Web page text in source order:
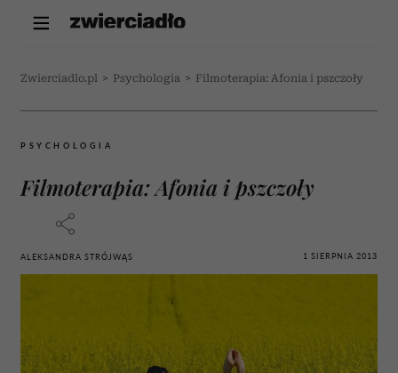
Zwierciadlo.pl > Psychologia > Filmoterapia: Afonia i pszczoły
PSYCHOLOGIA
Filmoterapia: Afonia i pszczoły
ALEKSANDRA STRÓJWĄS 1 SIERPNIA 2013